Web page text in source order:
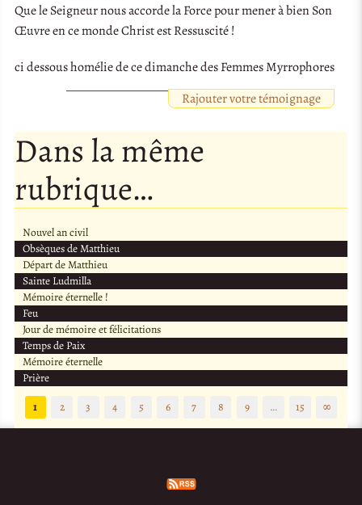
Que le Seigneur nous accorde la Force pour mener à bien Son
Œuvre en ce monde Christ est Ressuscité !
ci dessous homélie de ce dimanche des Femmes Myrrophores
Rajouter votre témoignage
Dans la même
rubrique…
Nouvel an civil
Obsèques de Matthieu
Départ de Matthieu
Sainte Ludmilla
Mémoire éternelle !
Feu
Jour de mémoire et félicitations
Temps de Paix
Mémoire éternelle
Prière
1
2 3 4 5 6 7 8 9 … 15 ∞